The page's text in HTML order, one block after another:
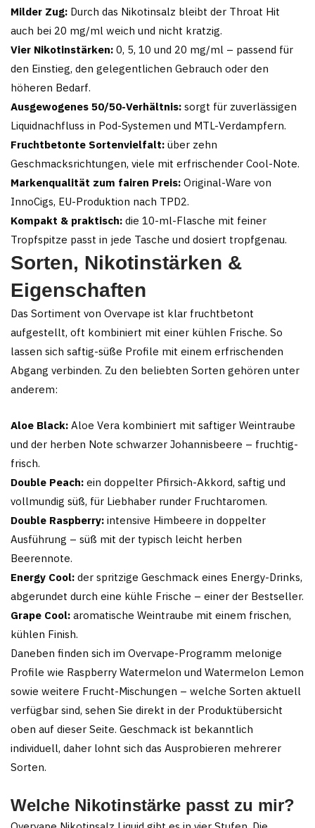
Milder Zug: Durch das Nikotinsalz bleibt der Throat Hit
auch bei 20 mg/ml weich und nicht kratzig.
Vier Nikotinstärken: 0, 5, 10 und 20 mg/ml – passend für
den Einstieg, den gelegentlichen Gebrauch oder den
höheren Bedarf.
Ausgewogenes 50/50-Verhältnis: sorgt für zuverlässigen
Liquidnachfluss in Pod-Systemen und MTL-Verdampfern.
Fruchtbetonte Sortenvielfalt: über zehn
Geschmacksrichtungen, viele mit erfrischender Cool-Note.
Markenqualität zum fairen Preis: Original-Ware von
InnoCigs, EU-Produktion nach TPD2.
Kompakt & praktisch: die 10-ml-Flasche mit feiner
Tropfspitze passt in jede Tasche und dosiert tropfgenau.
Sorten, Nikotinstärken &
Eigenschaften
Das Sortiment von Overvape ist klar fruchtbetont
aufgestellt, oft kombiniert mit einer kühlen Frische. So
lassen sich saftig-süße Profile mit einem erfrischenden
Abgang verbinden. Zu den beliebten Sorten gehören unter
anderem:
Aloe Black: Aloe Vera kombiniert mit saftiger Weintraube
und der herben Note schwarzer Johannisbeere – fruchtig-
frisch.
Double Peach: ein doppelter Pfirsich-Akkord, saftig und
vollmundig süß, für Liebhaber runder Fruchtaromen.
Double Raspberry: intensive Himbeere in doppelter
Ausführung – süß mit der typisch leicht herben
Beerennote.
Energy Cool: der spritzige Geschmack eines Energy-Drinks,
abgerundet durch eine kühle Frische – einer der Bestseller.
Grape Cool: aromatische Weintraube mit einem frischen,
kühlen Finish.
Daneben finden sich im Overvape-Programm melonige
Profile wie Raspberry Watermelon und Watermelon Lemon
sowie weitere Frucht-Mischungen – welche Sorten aktuell
verfügbar sind, sehen Sie direkt in der Produktübersicht
oben auf dieser Seite. Geschmack ist bekanntlich
individuell, daher lohnt sich das Ausprobieren mehrerer
Sorten.
Welche Nikotinstärke passt zu mir?